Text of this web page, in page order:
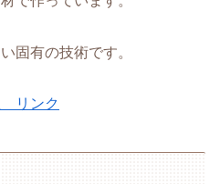
い固有の技術です。
リンク